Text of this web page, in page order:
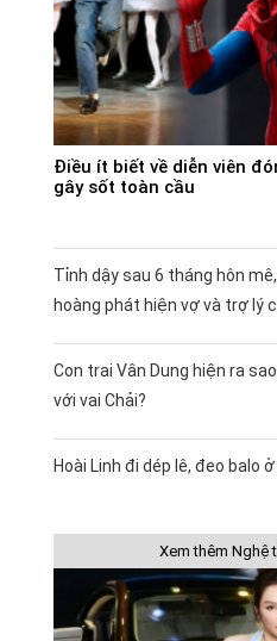
Điều ít biết về diễn viên
gây sốt toàn cầu
Tỉnh dậy sau 6 tháng hôn
hoàng phát hiện vợ và trợ lý
Con trai Vân Dung hiện ra
với vai Chải?
Hoài Linh đi dép lê, đeo balo
Xem thêm Nghệ